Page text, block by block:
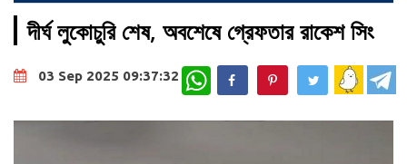
দীর্ঘ লুকোচুরি শেষ, অবশেষে গ্রেফতার রাকেশ সিং
03 Sep 2025 09:37:32 WhatsApp